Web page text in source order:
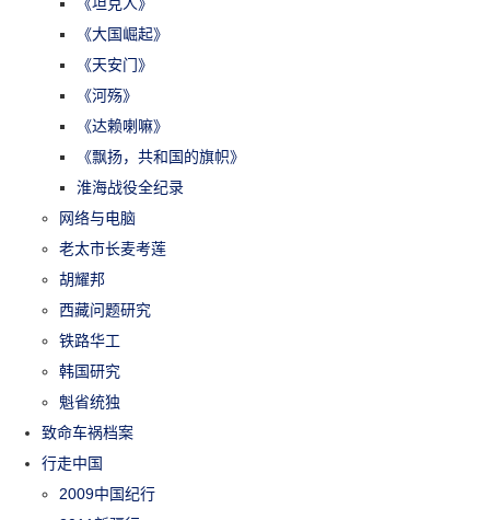
《大国崛起》
《天安门》
《河殇》
《达赖喇嘛》
《飘扬，共和国的旗帜》
淮海战役全纪录
网络与电脑
老太市长麦考莲
胡耀邦
西藏问题研究
铁路华工
韩国研究
魁省统独
致命车祸档案
行走中国
2009中国纪行